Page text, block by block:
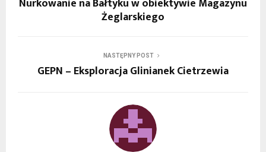
Nurkowanie na Bałtyku w obiektywie Magazynu
Żeglarskiego
NASTĘPNY POST
GEPN – Eksploracja Glinianek Cietrzewia